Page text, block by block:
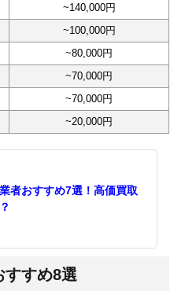
~140,000円
~100,000円
~80,000円
~70,000円
~70,000円
~20,000円
者おすすめ7選！高価買取
すすめ8選